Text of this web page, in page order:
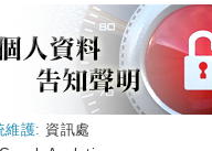
維護: 資訊處